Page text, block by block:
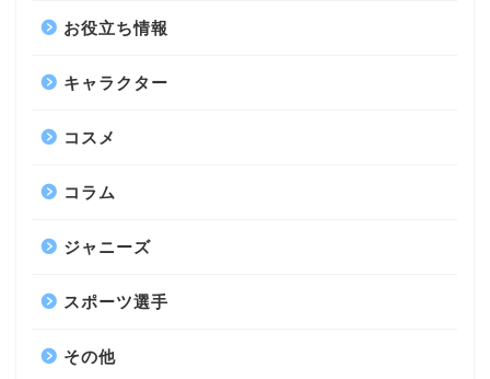
お役立ち情報
キャラクター
コスメ
コラム
ジャニーズ
スポーツ選手
その他